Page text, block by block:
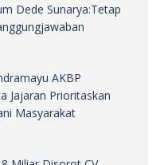
Dede Sunarya:Tetap
AKBP
Jajaran Prioritaskan
Masyarakat